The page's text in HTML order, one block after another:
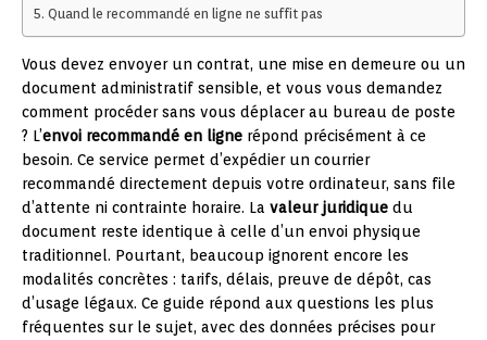
Quand le recommandé en ligne ne suffit pas
Vous devez envoyer un contrat, une mise en demeure ou un
document administratif sensible, et vous vous demandez
comment procéder sans vous déplacer au bureau de poste
? L’envoi recommandé en ligne répond précisément à ce
besoin. Ce service permet d’expédier un courrier
recommandé directement depuis votre ordinateur, sans file
d’attente ni contrainte horaire. La valeur juridique du
document reste identique à celle d’un envoi physique
traditionnel. Pourtant, beaucoup ignorent encore les
modalités concrètes : tarifs, délais, preuve de dépôt, cas
d’usage légaux. Ce guide répond aux questions les plus
fréquentes sur le sujet, avec des données précises pour